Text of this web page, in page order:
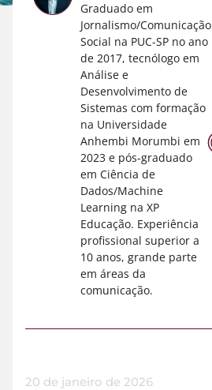
Graduado em
Jornalismo/Comunicação
Social na PUC-SP no ano
de 2017, tecnólogo em
Análise e
Desenvolvimento de
Sistemas com formação
na Universidade
Anhembi Morumbi em
2023 e pós-graduado
em Ciência de
Dados/Machine
Learning na XP
Educação. Experiência
profissional superior a
10 anos, grande parte
em áreas da
comunicação.
20 de janeiro de 2026